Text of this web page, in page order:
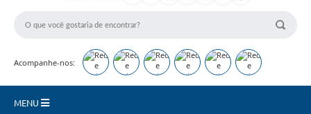
Acompanhe-nos:
MENU